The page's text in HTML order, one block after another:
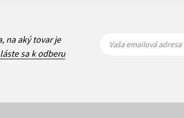
na aký tovar je
sa k odberu
Vaša
emailová
Vaša
emailová
Vaša emailová adresa